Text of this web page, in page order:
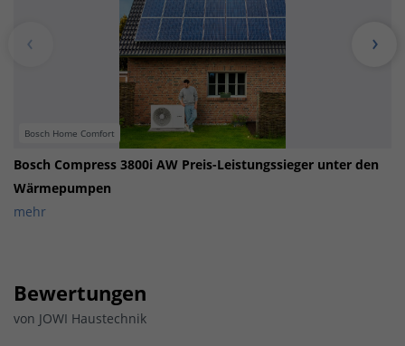
Bosch Home Comfort
Bosch Compress 3800i AW Preis-Leistungssieger unter den
Wärmepumpen
mehr
Bewertungen
von JOWI Haustechnik